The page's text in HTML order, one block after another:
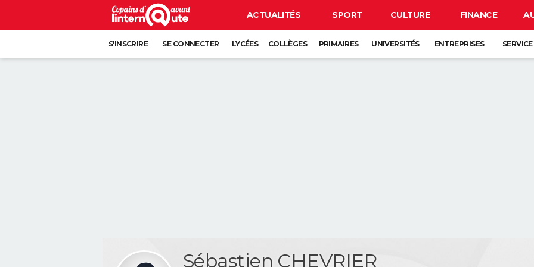
ACTUALITÉS SPORT CULTURE FINANCE
S'INSCRIRE SE CONNECTER LYCÉES COLLÈGES PRIMAIRES UNIVERSITÉS ENTREPRISES
Sébastien CHEVRIER